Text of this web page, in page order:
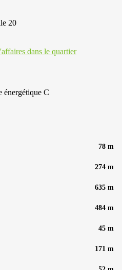
20
dans le quartier
énergétique C
78 m
274 m
635 m
484 m
45 m
171 m